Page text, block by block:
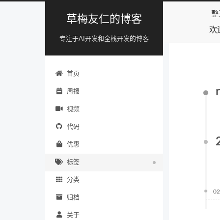
欢
草梅友仁的博客
专注于AI开发和全栈开发的博客
首页
周报
视频
代码
优惠
标签
分类
归档
关于